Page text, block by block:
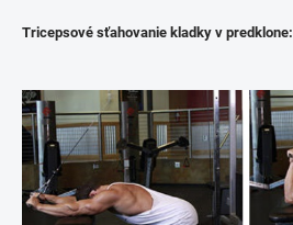
Tricepsové sťahovanie kladky v predklone: